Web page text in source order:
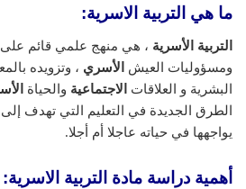
ما هي التربية الاسرية:
التربية الأسرية ، هي منهج علمي قائم على
ومسؤوليات العيش
الأسري ، وتزويده
البشرية و العلاقات
الاجتماعية والحياة
الطرق الجديدة في التعليم التي تهدف إلى
يواجهها في حياته عاجلا أم أجلا.
أهمية دراسة مادة التربية الاسرية: